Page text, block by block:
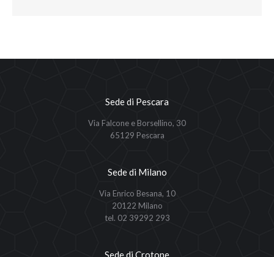
Sede di Pescara
Via Falcone e Borsellino, 30
65129 Pescara
Sede di Milano
Via Enrico Besana, 10
20122 Milano
tel. 02 39292 293
Sede di Crotone